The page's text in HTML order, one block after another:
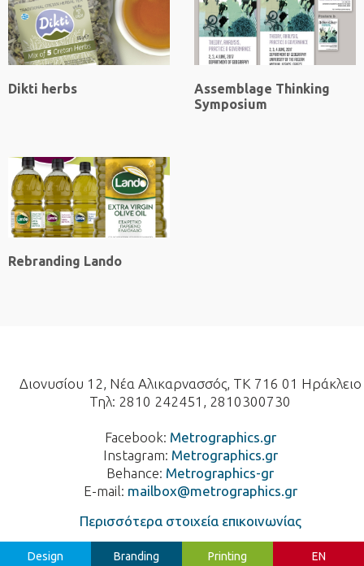
Dikti herbs
Assemblage Thinking
Symposium
Rebranding Lando
Διονυσίου 12, Νέα Αλικαρνασσός, ΤΚ 716 01 Ηράκλειο
Τηλ: 2810 242451, 2810300730
Facebook: Metrographics.gr
Instagram: Metrographics.gr
Behance: Metrographics-gr
E-mail: mailbox@metrographics.gr
Περισσότερα στοιχεία επικοινωνίας
Design Branding Printing EN